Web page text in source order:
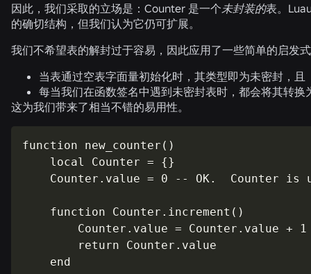
因此，我们采取的立场是： Counter 是一个未封装的表。
的确切结构，但我们认为它仍可扩展。
我们不希望表的解封过于容易，因此应用了一些简单的启发
当表通过空表字面量初始化时，其类型即为未密封，且
每当我们在函数签名中遇到未密封表时，都会将其转换
这为我们带来了相当不错的易用性。
function new_counter()
    local Counter = {}
Counter.value = 0 -- OK.  Counter is
    function Counter.increment()
        Counter.value = Counter.value + 1
        return Counter.value
    end